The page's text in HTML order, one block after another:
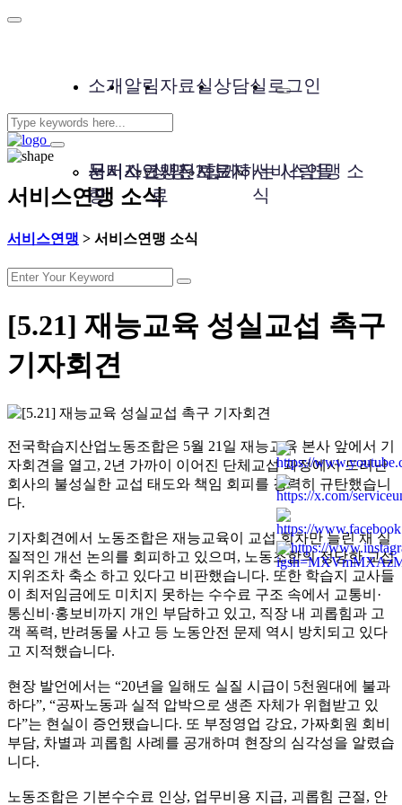
소개
서비스연맹은?함께하는 사람들
알림
공지사
항
성명, 보도자
료
서비스연맹 소
식
자료실
문서자료사진자료
상담실 로그인
서비스연맹 소식
서비스연맹 > 서비스연맹 소식
[5.21] 재능교육 성실교섭 촉구
기자회견
전국학습지산업노동조합은 5월 21일 재능교육 본사 앞에서 기
자회견을 열고, 2년 가까이 이어진 단체교섭 과정에서 드러난
회사의 불성실한 교섭 태도와 책임 회피를 강력히 규탄했습니
다.
기자회견에서 노동조합은 재능교육이 교섭 회차만 늘린 채 실
질적인 개선 논의를 회피하고 있으며, 노동조합의 정당한 교섭
지위조차 축소 하고 있다고 비판했습니다. 또한 학습지 교사들
이 최저임금에도 미치지 못하는 수수료 구조 속에서 교통비·
통신비·홍보비까지 개인 부담하고 있고, 직장 내 괴롭힘과 고
객 폭력, 반려동물 사고 등 노동안전 문제 역시 방치되고 있다
고 지적했습니다.
현장 발언에서는 “20년을 일해도 실질 시급이 5천원대에 불과
하다”, “공짜노동과 실적 압박으로 생존 자체가 위협받고 있
다”는 현실이 증언됐습니다. 또 부정영업 강요, 가짜회원 회비
부담, 차별과 괴롭힘 사례를 공개하며 현장의 심각성을 알렸습
니다.
노동조합은 기본수수료 인상, 업무비용 지급, 괴롭힘 근절, 안